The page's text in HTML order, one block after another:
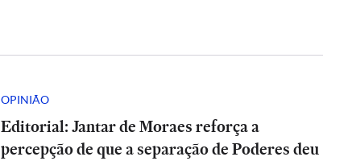
OPINIÃO
Editorial: Jantar de Moraes reforça a
percepção de que a separação de Poderes deu